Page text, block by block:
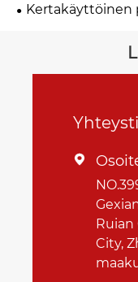
Kertakäyttöinen

City,